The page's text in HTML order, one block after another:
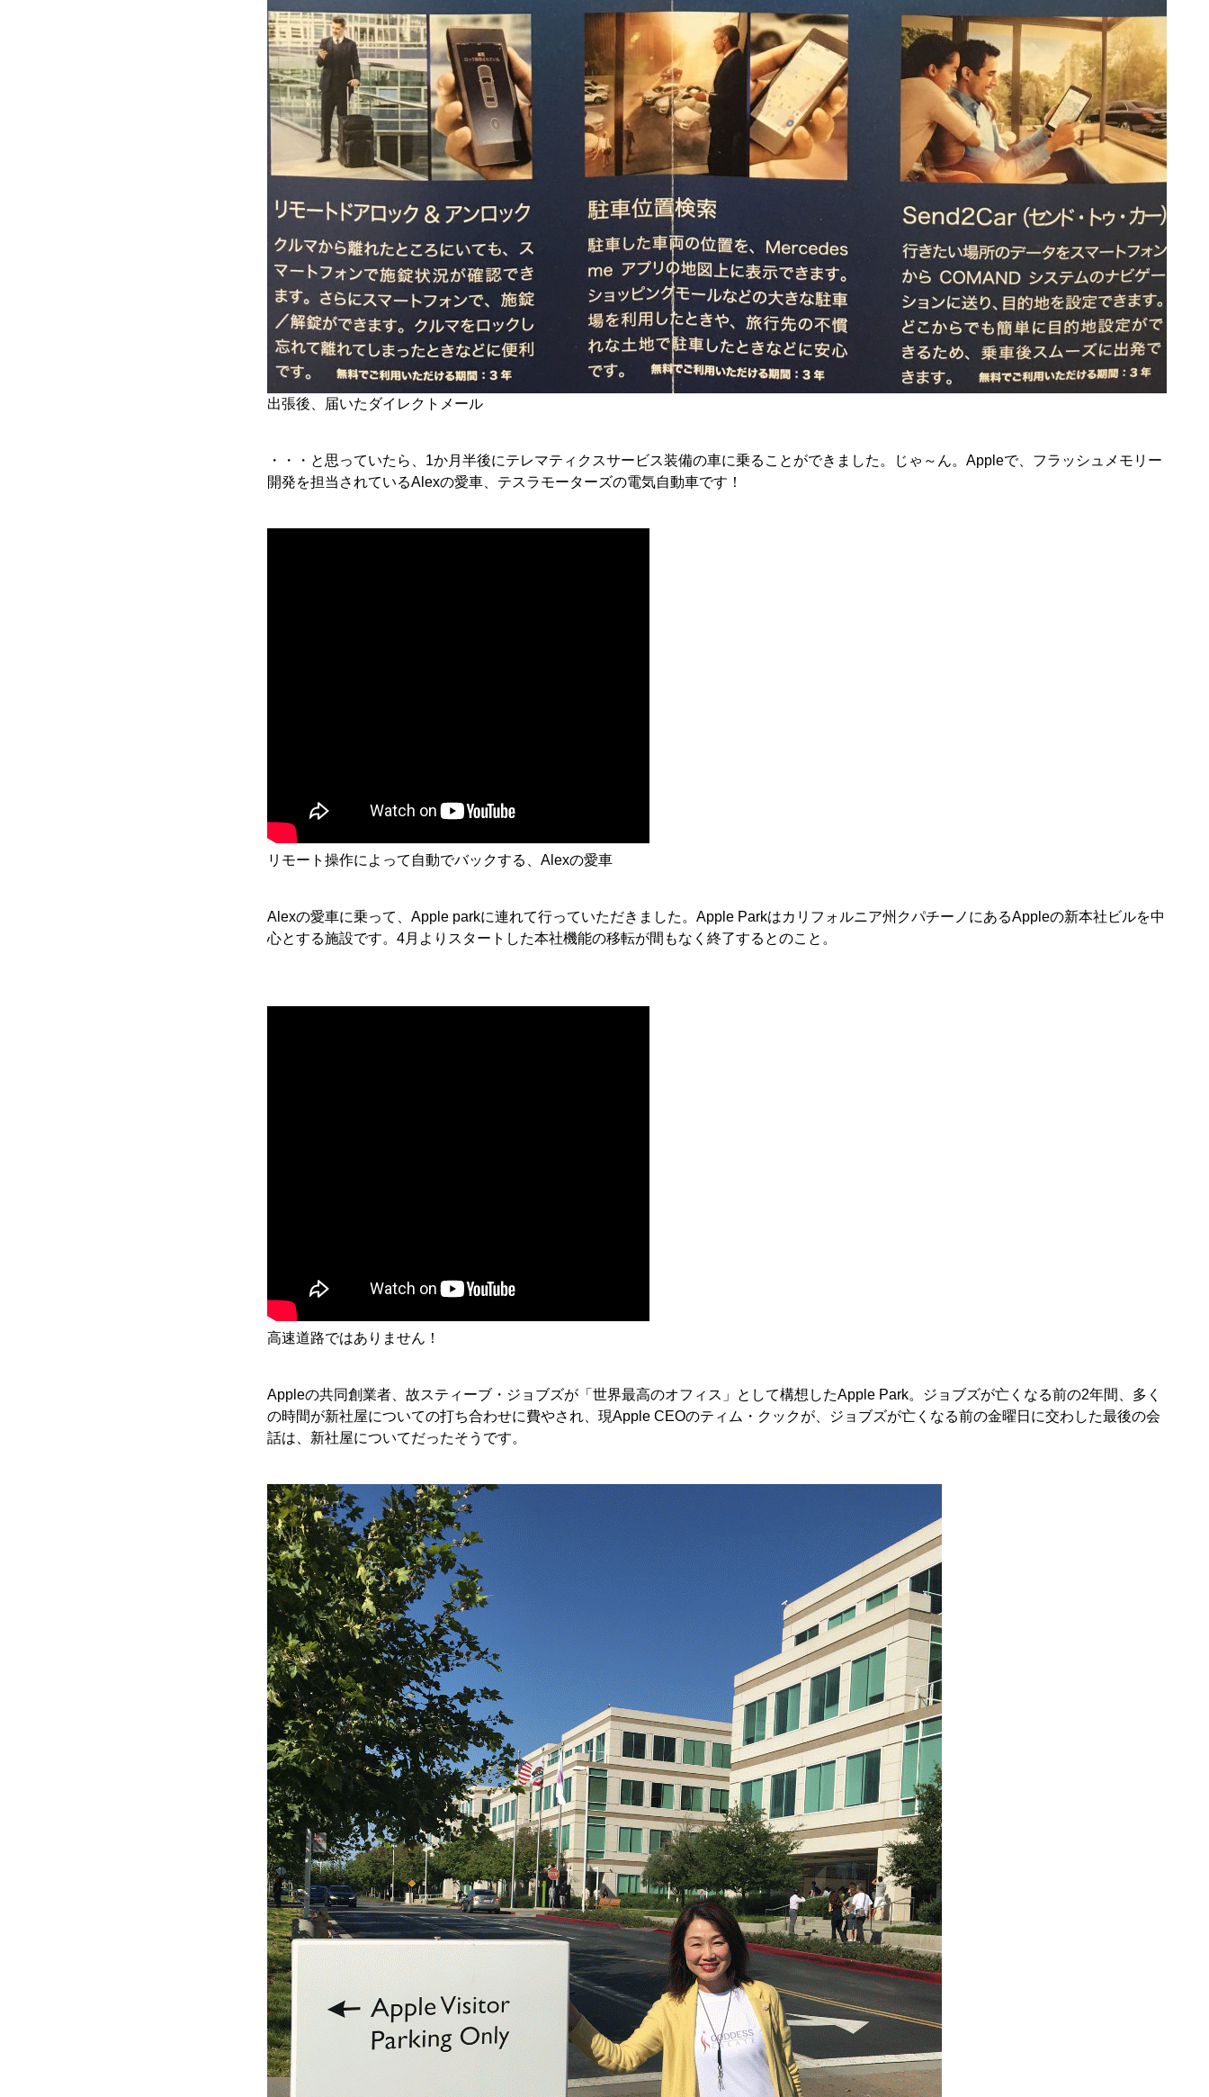
出張後、届いたダイレクトメール
・・・と思っていたら、1か月半後にテレマティクスサービス装備の車に乗ることができました。じゃ～ん。Appleで、フラッシュメモリー
開発を担当されているAlexの愛車、テスラモーターズの電気自動車です！
リモート操作によって自動でバックする、Alexの愛車
Alexの愛車に乗って、Apple parkに連れて行っていただきました。Apple Parkはカリフォルニア州クパチーノにあるAppleの新本社ビルを中
心とする施設です。4月よりスタートした本社機能の移転が間もなく終了するとのこと。
高速道路ではありません！
Appleの共同創業者、故スティーブ・ジョブズが「世界最高のオフィス」として構想したApple Park。ジョブズが亡くなる前の2年間、多く
の時間が新社屋についての打ち合わせに費やされ、現Apple CEOのティム・クックが、ジョブズが亡くなる前の金曜日に交わした最後の会
話は、新社屋についてだったそうです。